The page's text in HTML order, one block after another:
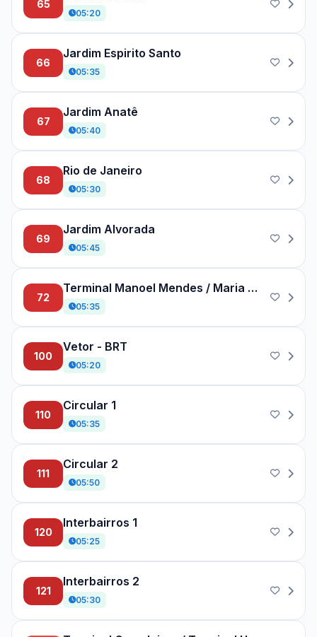
65
05:20
66
Jardim Espirito Santo
05:35
67
Jardim Anatê
05:40
68
Rio de Janeiro
05:30
69
Jardim Alvorada
05:45
72
Terminal Manoel Mendes / Maria da Gloria
05:35
100
Vetor - BRT
05:20
110
Circular 1
05:35
111
Circular 2
05:50
120
Interbairros 1
05:25
121
Interbairros 2
05:30